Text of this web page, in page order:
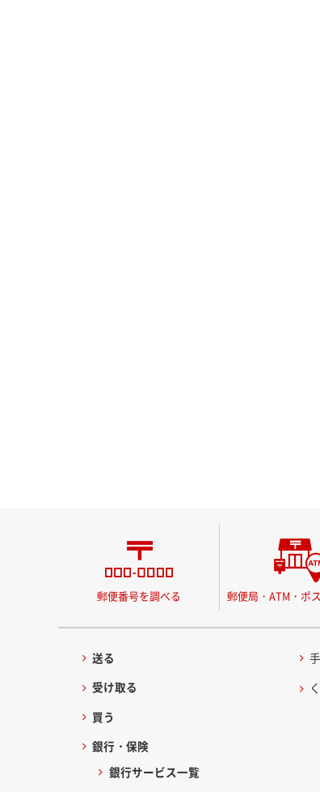
郵便番号を調べる 郵便局・ATM・ポ
送る
受け取る
買う
銀行・保険
銀行サービス一覧